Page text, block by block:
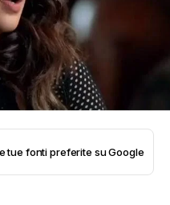
tue fonti preferite su Google